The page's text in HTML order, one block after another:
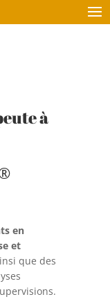
à
en
et
que des